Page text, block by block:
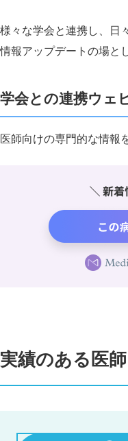
様々な学会と連携し、日
情報アップデートの場と
学会との連携ウェ
医師向けの専門的な情
実績のある医師